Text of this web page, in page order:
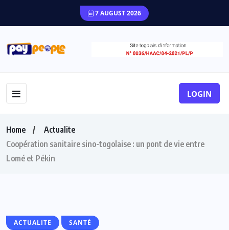
7 AUGUST 2026
LOGIN
Home
Actualite
Coopération sanitaire sino-togolaise : un pont de vie entre
Lomé et Pékin
ACTUALITE SANTÉ